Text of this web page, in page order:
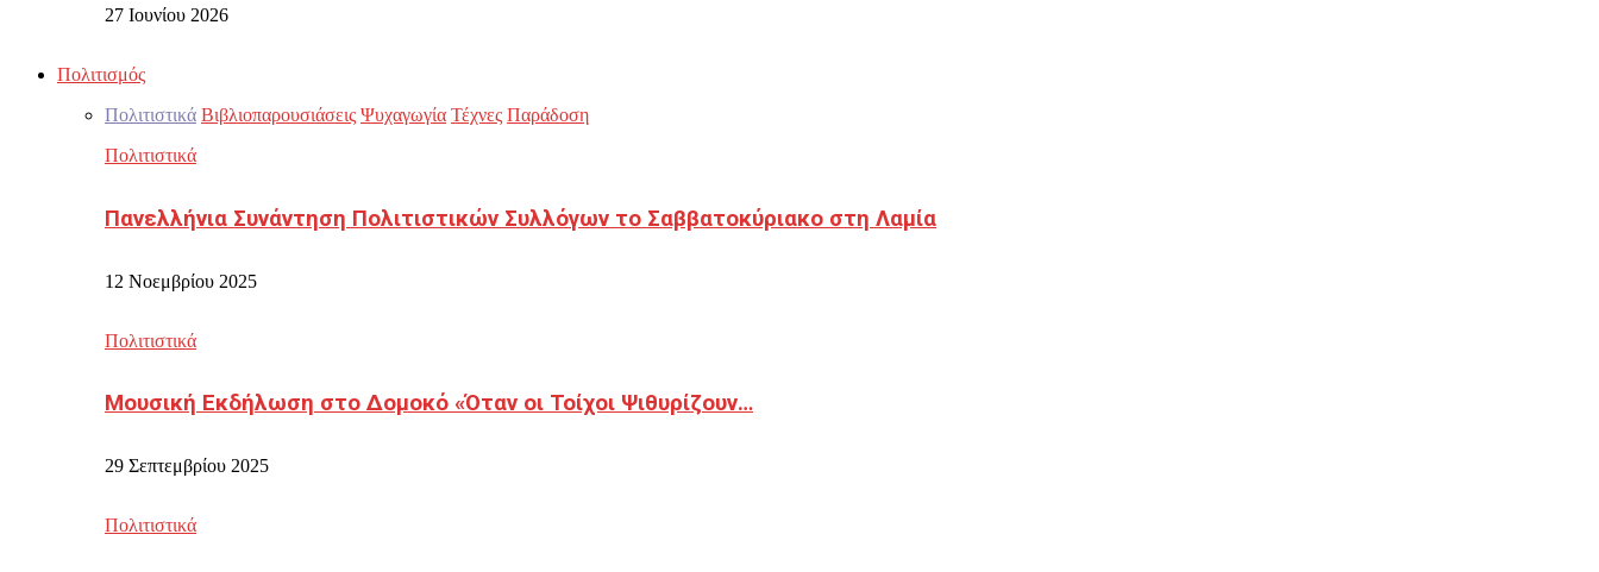
27 Ιουνίου 2026
Πολιτισμός
Πολιτιστικά Βιβλιοπαρουσιάσεις Ψυχαγωγία Τέχνες Παράδοση
Πολιτιστικά
Πανελλήνια Συνάντηση Πολιτιστικών Συλλόγων το Σαββατοκύριακο στη Λαμία
12 Νοεμβρίου 2025
Πολιτιστικά
Μουσική Εκδήλωση στο Δομοκό «Όταν οι Τοίχοι Ψιθυρίζουν…
29 Σεπτεμβρίου 2025
Πολιτιστικά